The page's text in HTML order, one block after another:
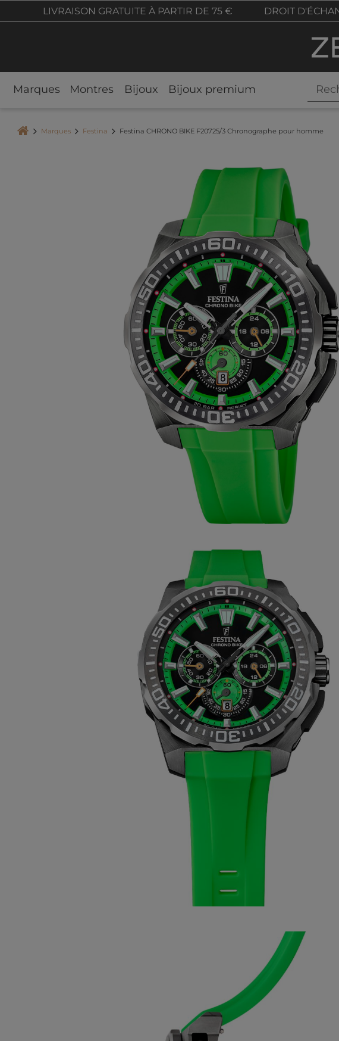
LIVRAISON GRATUITE À PARTIR DE 75 € DROIT
Marques Montres Bijoux Bijoux premium
Marques Festina Festina CHRONO BIKE F20725/3 Chronographe pour homme